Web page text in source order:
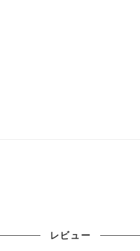
レビュー